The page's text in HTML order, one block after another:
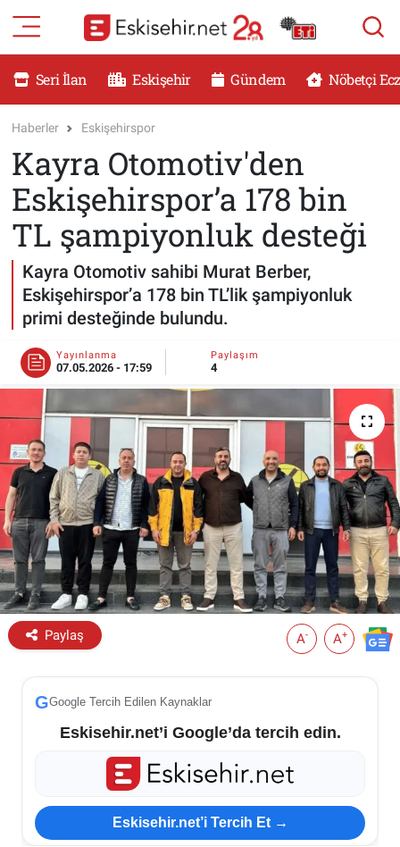
Seri İlan Eskişehir Gündem Nöbetçi
Haberler Eskişehirspor
Kayra Otomotiv'den
Eskişehirspor’a 178 bin
TL şampiyonluk desteği
Kayra Otomotiv sahibi Murat Berber,
Eskişehirspor’a 178 bin TL’lik şampiyonluk
primi desteğinde bulundu.
Yayınlanma
07.05.2026 - 17:59
Paylaşım
4
Paylaş A- A+
GGoogle Tercih Edilen Kaynaklar
Eskisehir.net’i Google’da tercih edin.
Eskisehir.net’i Tercih Et →
RESMİ İLANLAR
DÜNYA
SAĞLIK
MAGAZİN
KADIN
YEMEK
ESKİŞEHİR NÖBETÇİ ECZANELER
Eskişehir Haber İçerikleri
Eskişehir Hava Durumu
Eskişehir Tramvay Saatleri
Eskişehir Otobüs Saatleri
Eskişehir Nöbetçi Eczaneler
Eskişehir Namaz Vakitleri
Eskişehir Trafik Yoğunluk Haritası
Süper Lig Puan Durumu ve Fikstür
Tüm Manşetler
Haber Arşivi